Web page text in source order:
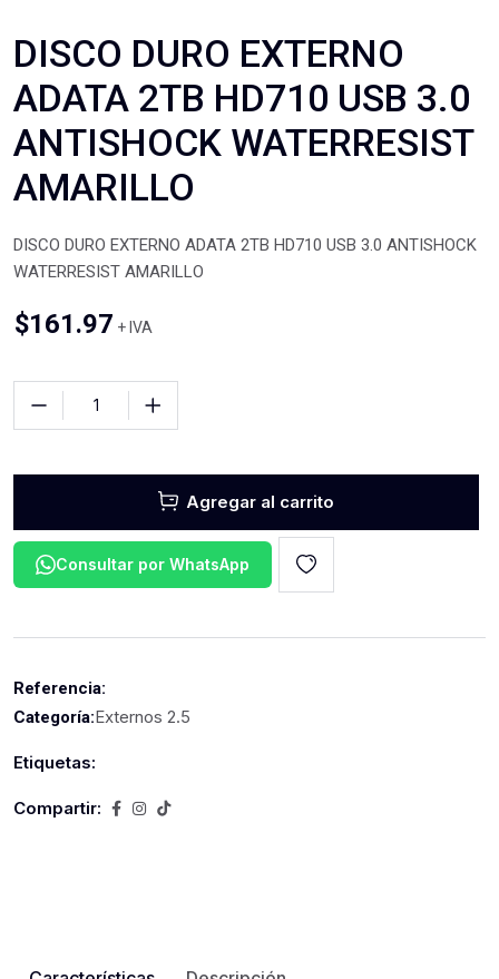
DISCO DURO EXTERNO
ADATA 2TB HD710 USB 3.0
ANTISHOCK WATERRESIST
AMARILLO
DISCO DURO EXTERNO ADATA 2TB HD710 USB 3.0 ANTISHOCK
WATERRESIST AMARILLO
$161.97 + IVA
Agregar al carrito
Consultar por WhatsApp
Referencia:
Categoría:Externos 2.5
Etiquetas:
Compartir: